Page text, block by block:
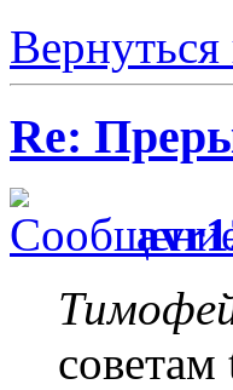
Вернуться
Re:
советам